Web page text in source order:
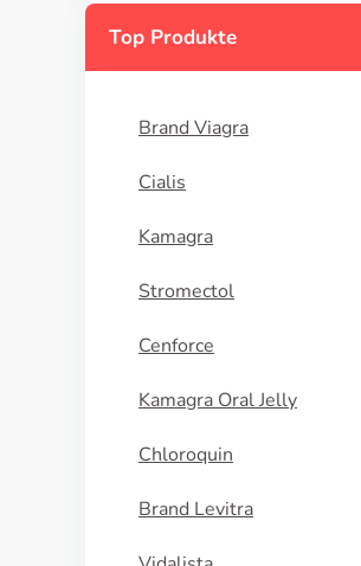
Top Produkte
Brand Viagra
Cialis
Kamagra
Stromectol
Cenforce
Kamagra Oral Jelly
Chloroquin
Brand Levitra